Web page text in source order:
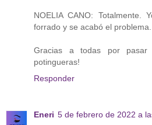
NOELIA CANO: Totalmente.
forrado y se acabó el problema.
Gracias a todas por pasar
potingueras!
Responder
Eneri 5 de febrero de 2022 a